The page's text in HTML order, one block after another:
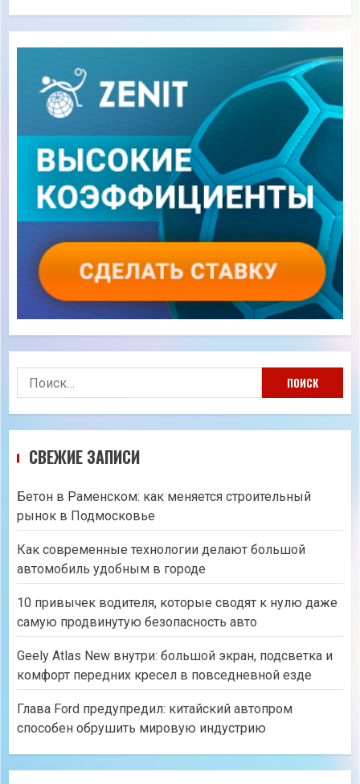
Найти:
СВЕЖИЕ ЗАПИСИ
Бетон в Раменском: как меняется строительный
рынок в Подмосковье
Как современные технологии делают большой
автомобиль удобным в городе
10 привычек водителя, которые сводят к нулю даже
самую продвинутую безопасность авто
Geely Atlas New внутри: большой экран, подсветка и
комфорт передних кресел в повседневной езде
Глава Ford предупредил: китайский автопром
способен обрушить мировую индустрию